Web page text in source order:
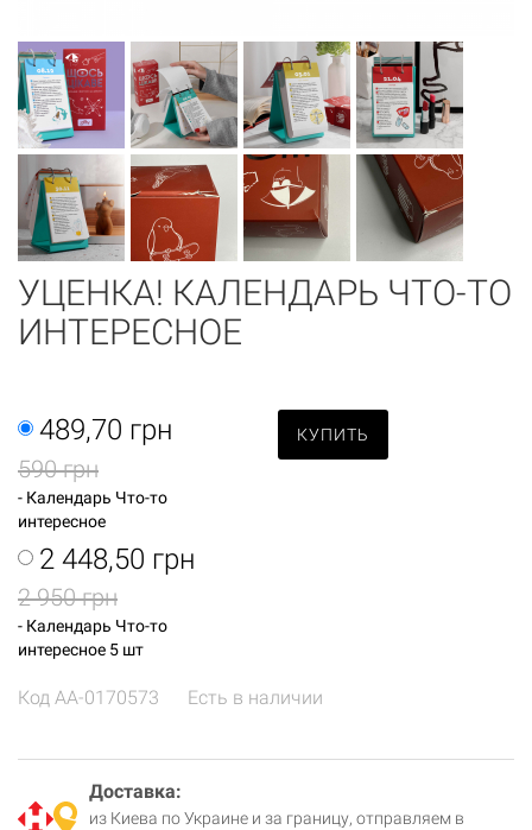
УЦЕНКА! КАЛЕНДАРЬ ЧТО-ТО
ИНТЕРЕСНОЕ
489,70 грн
590 грн
- Календарь Что-то
интересное
2 448,50 грн
2 950 грн
- Календарь Что-то
интересное 5 шт
КУПИТЬ
Код AA-0170573 Есть в наличии
Доставка:
из Киева по Украине и за границу, отправляем в